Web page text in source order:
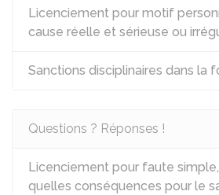
Licenciement pour motif
cause réelle et sérieuse ou
Sanctions disciplinaires dans la
Questions ? Réponses !
Licenciement pour faute
quelles conséquences pour le